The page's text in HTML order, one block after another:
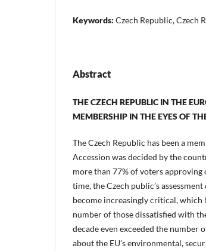
Keywords: Czech Republic, Czech
Abstract
THE CZECH REPUBLIC IN THE
MEMBERSHIP IN THEEYES OF
The Czech Republic has been a
Accession was decided by the
more than 77% of voters
time, the Czech public’s
become increasingly critical, which
number of those dissatisfied with
decade even exceeded the number
about the EU’s environmental,